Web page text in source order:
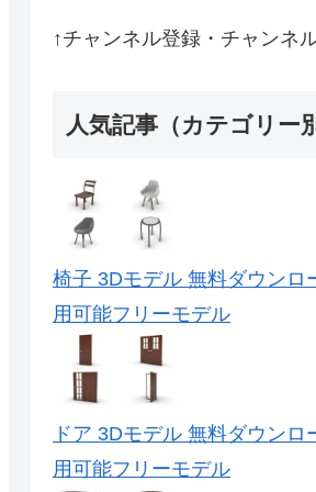
↑チャンネル登録・チャンネ
人気記事（カテゴリー
椅子 3Dモデル 無料ダウンロ
用可能フリーモデル
ドア 3Dモデル 無料ダウンロ
用可能フリーモデル